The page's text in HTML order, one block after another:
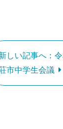
しい記事へ：
市中学生会議